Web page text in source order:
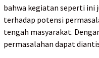
bahwa kegiatan seperti ini
terhadap potensi
tengah masyarakat.
permasalahan dapat